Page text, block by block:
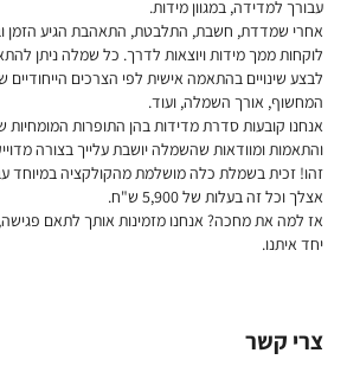
עבורך למדידה, במגוון מידות.
אחרי שמדדת, חשבת, התלבטת, התאהבת הגיע הזמן
לבצע שינויים בהתאמה אישית לפי הצרכים הייחודיים
המחשוף, אורך השמלה, ועוד.
אנחנו קובעות סדרת מדידות בהן התופרות המומחיות
והתאמות ומוודאות שהשמלה יושבת עלייך בצורה
זהו! זכית בשמלת כלה מושלמת מהקולקציה במיוחד
אצלך וכל זה בעלות של 5,900 ש"ח.
אז למה את מחכה? אנחנו מזמינות אותך לתאם
יחד איתנו.
צרי קשר